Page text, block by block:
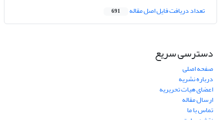
تعداد دریافت فایل اصل مقاله 691
دسترسی سریع
صفحه اصلی
درباره نشریه
اعضای هیات تحریریه
ارسال مقاله
تماس با ما